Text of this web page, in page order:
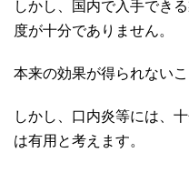
しかし、国内で入手でき
度が十分でありません。
本来の効果が得られない
しかし、口内炎等には、
は有用と考えます。